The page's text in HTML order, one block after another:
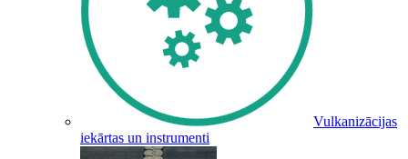
Vulkanizācijas
iekārtas un instrumenti